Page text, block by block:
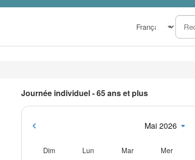
Journée individuel - 65 ans et plus
Mai 2026
Dim Lun Mar Mer